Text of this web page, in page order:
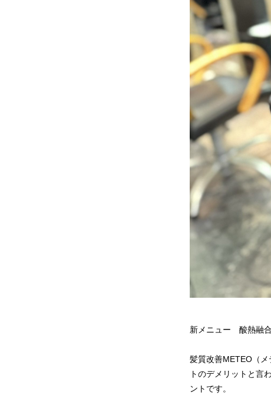
新メニュー 酸熱融
髪質改善METEO（
トのデメリットと言
ントです。